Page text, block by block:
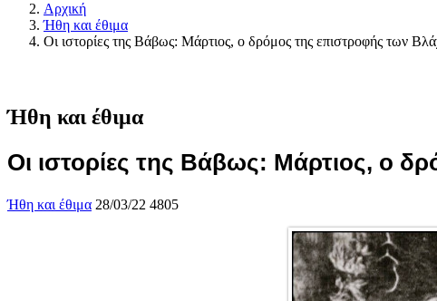
Αρχική
Ήθη και έθιμα
Οι ιστορίες της Βάβως: Μάρτιος, ο δρόμος της επιστροφής των
Ήθη και έθιμα
Οι ιστορίες της Βάβως: Μάρτιος, ο
Ήθη και έθιμα 28/03/22 4805